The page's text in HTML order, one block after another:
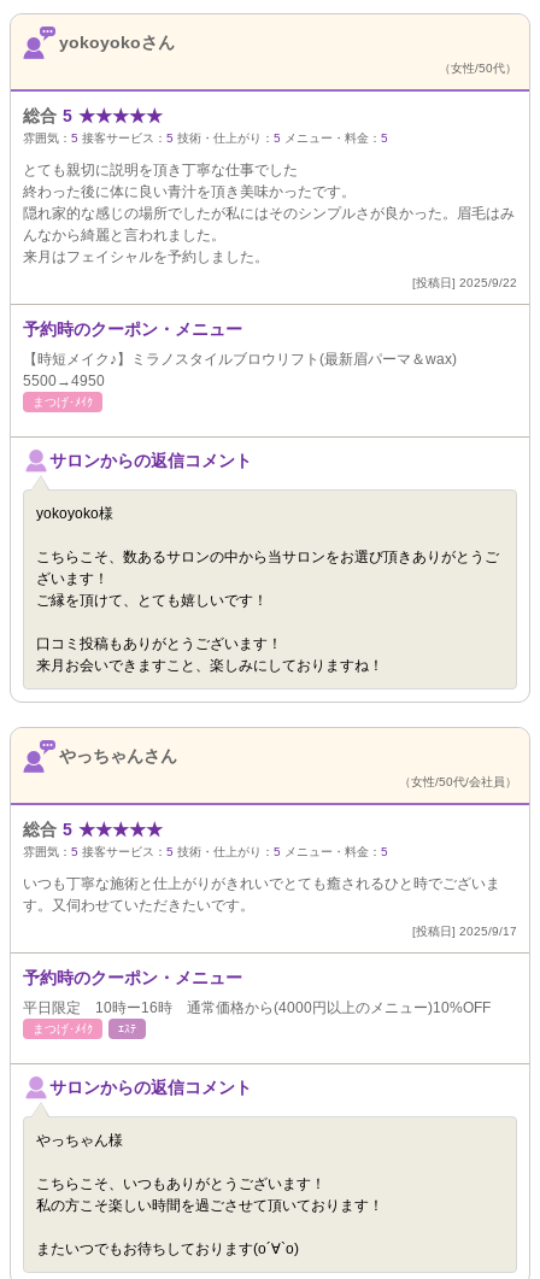
yokoyokoさん
（女性/50代）
総合 5 ★★★★★
雰囲気： 5 接客サービス： 5 技術・仕上がり： 5 メニュー・料金： 5
とても親切に説明を頂き丁寧な仕事でした
終わった後に体に良い青汁を頂き美味かったです。
隠れ家的な感じの場所でしたが私にはそのシンプルさが良かった。眉毛はみ
んなから綺麗と言われました。
来月はフェイシャルを予約しました。
[投稿日] 2025/9/22
予約時のクーポン・メニュー
【時短メイク♪】ミラノスタイルブロウリフト(最新眉パーマ＆wax)
5500→4950
まつげ･ﾒｲｸ
サロンからの返信コメント
yokoyoko様
こちらこそ、数あるサロンの中から当サロンをお選び頂きありがとうご
ざいます！
ご縁を頂けて、とても嬉しいです！
口コミ投稿もありがとうございます！
来月お会いできますこと、楽しみにしておりますね！
やっちゃんさん
（女性/50代/会社員）
総合 5 ★★★★★
雰囲気： 5 接客サービス： 5 技術・仕上がり： 5 メニュー・料金： 5
いつも丁寧な施術と仕上がりがきれいでとても癒されるひと時でございま
す。又伺わせていただきたいです。
[投稿日] 2025/9/17
予約時のクーポン・メニュー
平日限定 10時ー16時 通常価格から(4000円以上のメニュー)10%OFF
まつげ･ﾒｲｸ ｴｽﾃ
サロンからの返信コメント
やっちゃん様
こちらこそ、いつもありがとうございます！
私の方こそ楽しい時間を過ごさせて頂いております！
またいつでもお待ちしております(о´∀`о)